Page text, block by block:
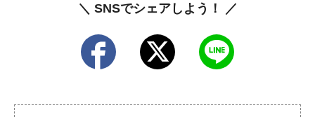
＼ SNSでシェアしよう！ ／